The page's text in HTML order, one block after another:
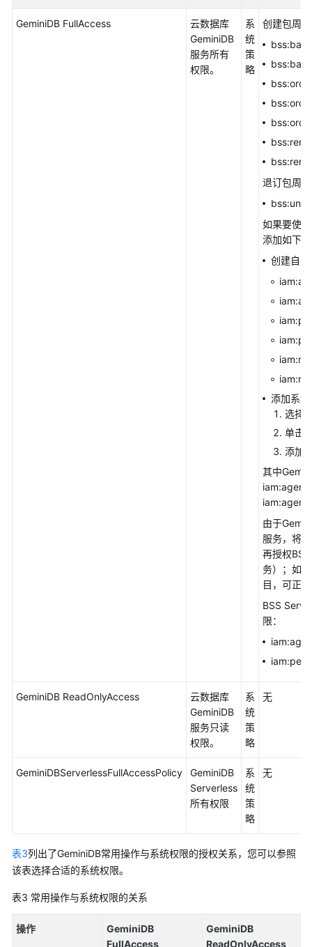
口
更
责
任
共
GeminiDB FullAccess
云数据库
GeminiDB
服务所有
权限。
系
统
策
略
创建包周
退订包周
如果要使
添加如下
创建自
添加系
选择
单击“
添加
其中
由于
服务，将
再授权
务）；如
目，可正
BSS
限：
GeminiDB ReadOnlyAccess
云数据库
GeminiDB
服务只读
权限。
系
统
策
略
无
GeminiDBServerlessFullAccessPolicy
GeminiDB
Serverless
所有权限
系
统
策
略
无
表3列出了GeminiDB常用操作与系统权限的授权关系，您可以参照
该表选择合适的系统权限。
表3 常用操作与系统权限的关系
操作
GeminiDB
FullAccess
GeminiDB
ReadOnlyAccess